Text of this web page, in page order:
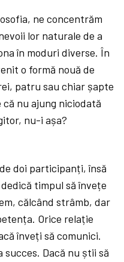
ne concentrăm
lor naturale de a
în moduri diverse. În
o formă nouă de
patru sau chiar șapte
nu ajung niciodată
nu-i așa?
doi participanți, însă
timpul să învețe
călcând strâmb, dar
Orice relație
înveți să comunici.
succes. Dacă nu știi să